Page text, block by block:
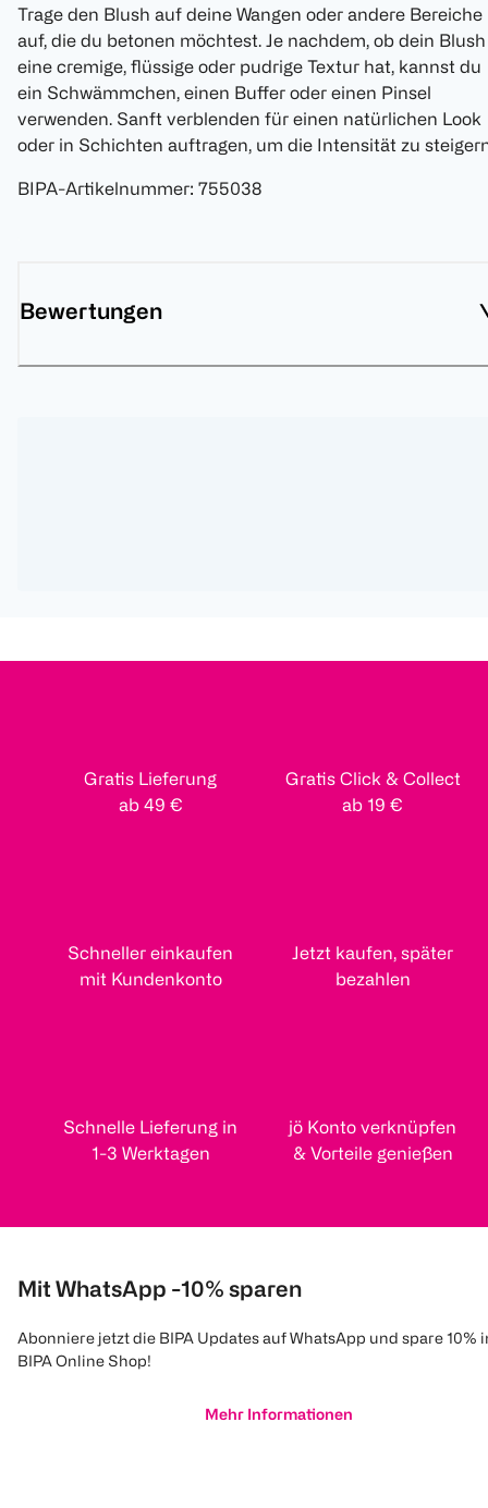
Trage den Blush auf deine Wangen oder andere Bereiche
auf, die du betonen möchtest. Je nachdem, ob dein Blush
eine cremige, flüssige oder pudrige Textur hat, kannst du
ein Schwämmchen, einen Buffer oder einen Pinsel
verwenden. Sanft verblenden für einen natürlichen Look
oder in Schichten auftragen, um die Intensität zu
BIPA-Artikelnummer: 755038
Bewertungen
Gratis Lieferung
ab 49 €
Gratis Click & Collect
ab 19 €
Schneller einkaufen
mit Kundenkonto
Jetzt kaufen, später
bezahlen
Schnelle Lieferung in
1-3 Werktagen
jö Konto verknüpfen
& Vorteile genießen
Mit WhatsApp -10% sparen
Abonniere jetzt die BIPA Updates auf WhatsApp und spare 10%
BIPA Online Shop!
Mehr Informationen